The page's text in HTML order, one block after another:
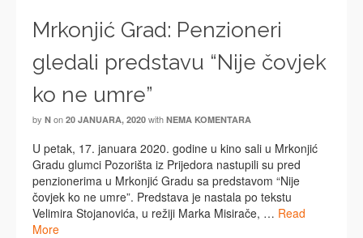
Mrkonjić Grad: Penzioneri
gledali predstavu “Nije čovjek
ko ne umre”
by N on 20 JANUARA, 2020 with NEMA KOMENTARA
U petak, 17. januara 2020. godine u kino sali u Mrkonjić
Gradu glumci Pozorišta iz Prijedora nastupili su pred
penzionerima u Mrkonjić Gradu sa predstavom “Nije
čovjek ko ne umre”. Predstava je nastala po tekstu
Velimira Stojanovića, u režiji Marka Misirače, … Read
More